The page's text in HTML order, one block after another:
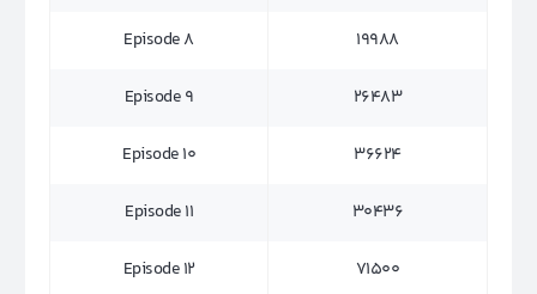
19988
Episode 8
26483
Episode 9
36624
Episode 10
30436
Episode 11
71500
Episode 12